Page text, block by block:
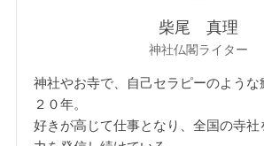
柴尾 真理
神社仏閣ライター
神社やお寺で、自己セラピーのような
２０年。
好きが高じて仕事となり、全国の寺